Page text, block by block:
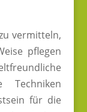
vermitteln,
pflegen
Techniken
für die